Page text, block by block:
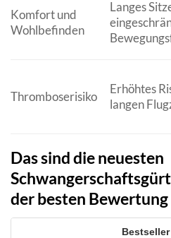
Komfort und
Wohlbefinden
Langes
Thromboserisiko
Erhöhtes
langen
Das sind die neuesten
der besten Bewertung